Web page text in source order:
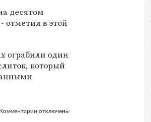
десятом
отметил в этой
ограбили один
который
Комментарии отключены